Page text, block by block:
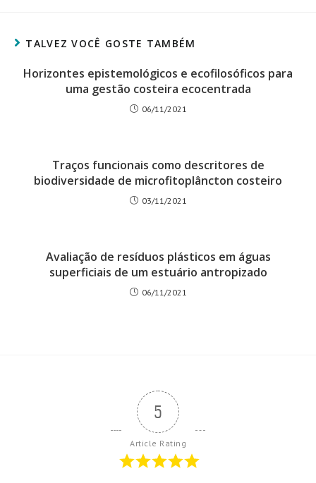
TALVEZ VOCÊ GOSTE TAMBÉM
Horizontes epistemológicos e ecofilosóficos para
uma gestão costeira ecocentrada
06/11/2021
Traços funcionais como descritores de
biodiversidade de microfitoplâncton costeiro
03/11/2021
Avaliação de resíduos plásticos em águas
superficiais de um estuário antropizado
06/11/2021
5
Article Rating